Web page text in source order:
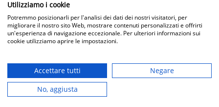
RETOUR FACILE
ASSISTANCE TÉLÉPHONIQUE ET CARTE
EXPÉDITION RAPIDE
Expédition par courrier express dans toute l'Europe
T.immagine | agenzia di marketing
Utilizziamo i cookie
Potremmo posizionarli per l'analisi dei dati dei nostri visitatori, per
migliorare il nostro sito Web, mostrare contenuti personalizzati e offrirti
un'esperienza di navigazione eccezionale. Per ulteriori informazioni sui
cookie utilizziamo aprire le impostazioni.
Accettare tutti Negare
No, aggiusta